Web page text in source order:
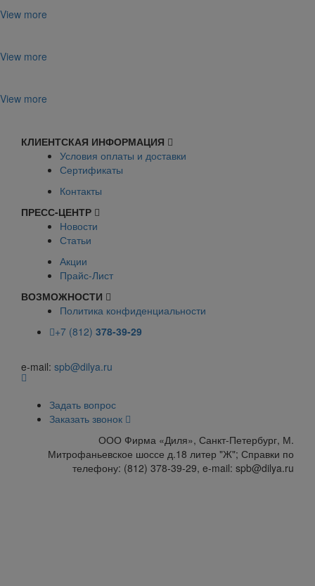
View more
View more
View more
КЛИЕНТСКАЯ ИНФОРМАЦИЯ
Условия оплаты и доставки
Сертификаты
Контакты
ПРЕСС-ЦЕНТР
Новости
Статьи
Акции
Прайс-Лист
ВОЗМОЖНОСТИ
Политика конфиденциальности
+7 (812) 378-39-29
e-mail: spb@dilya.ru
Задать вопрос
Заказать звонок
ООО Фирма «Диля», Санкт-Петербург, М.
Митрофаньевское шоссе д.18 литер "Ж"; Справки по
телефону: (812) 378-39-29, e-mail: spb@dilya.ru